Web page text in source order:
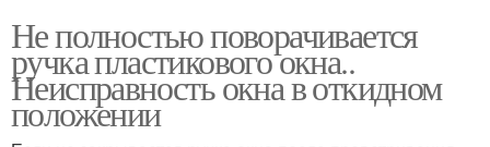
Не полностью поворачивается
ручка пластикового окна..
Неисправность окна в откидном
положении